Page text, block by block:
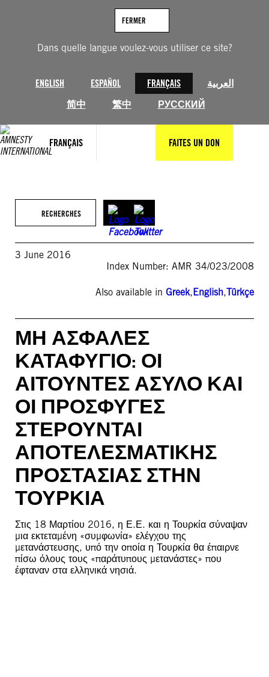
Dans quelle langue voulez-vous utiliser ce site?
ENGLISH ESPAÑOL FRANÇAIS
العربية
简中
繁中 РУССКИЙ
FERMER
FRANÇAIS FAITES UN DON
RECHERCHES
3 June 2016
Index Number: AMR 34/023/2008
Also available in Greek,English,Türkçe
ΜΗ ΑΣΦΑΛΕΣ
ΚΑΤΑΦΥΓΙΟ: ΟΙ
ΑΙΤΟΥΝΤΕΣ ΑΣΥΛΟ ΚΑΙ
ΟΙ ΠΡΟΣΦΥΓΕΣ
ΣΤΕΡΟΥΝΤΑΙ
ΑΠΟΤΕΛΕΣΜΑΤΙΚΗΣ
ΠΡΟΣΤΑΣΙΑΣ ΣΤΗΝ
ΤΟΥΡΚΙΑ
Στις 18 Μαρτίου 2016, η Ε.Ε. και η Τουρκία σύναψαν
μια εκτεταμένη «συμφωνία» ελέγχου της
μετανάστευσης, υπό την οποία η Τουρκία θα έπαιρνε
πίσω όλους τους «παράτυπους μετανάστες» που
έφταναν στα ελληνικά νησιά.